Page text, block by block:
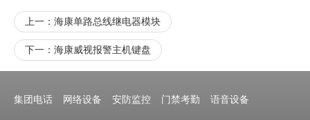
上一： 海康单路总线继电器模块
下一： 海康威视报警主机键盘
集团电话 网络设备 安防监控 门禁考勤 语音设备